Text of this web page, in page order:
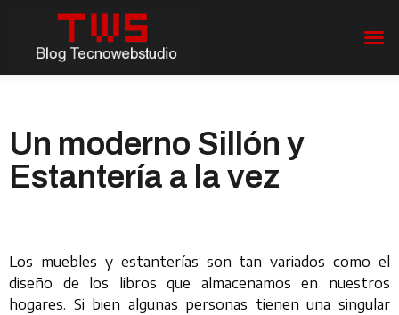
Un moderno Sillón y
Estantería a la vez
Los muebles y estanterías son tan variados como el
diseño de los libros que almacenamos en nuestros
hogares. Si bien algunas personas tienen una singular